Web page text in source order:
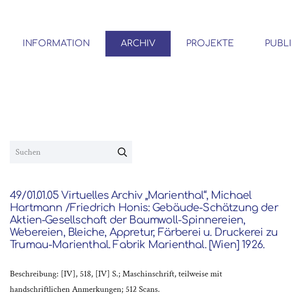
INFORMATION ARCHIV PROJEKTE
49/01.01.05 Virtuelles Archiv „Marienthal“, Michael
Hartmann /Friedrich Honis: Gebäude-Schätzung der
Aktien-Gesellschaft der Baumwoll-Spinnereien,
Webereien, Bleiche, Appretur, Färberei u. Druckerei zu
Trumau-Marienthal. Fabrik Marienthal. [Wien] 1926.
Beschreibung: [IV], 518, [IV] S.; Maschinschrift, teilweise mit
handschriftlichen Anmerkungen; 512 Scans.